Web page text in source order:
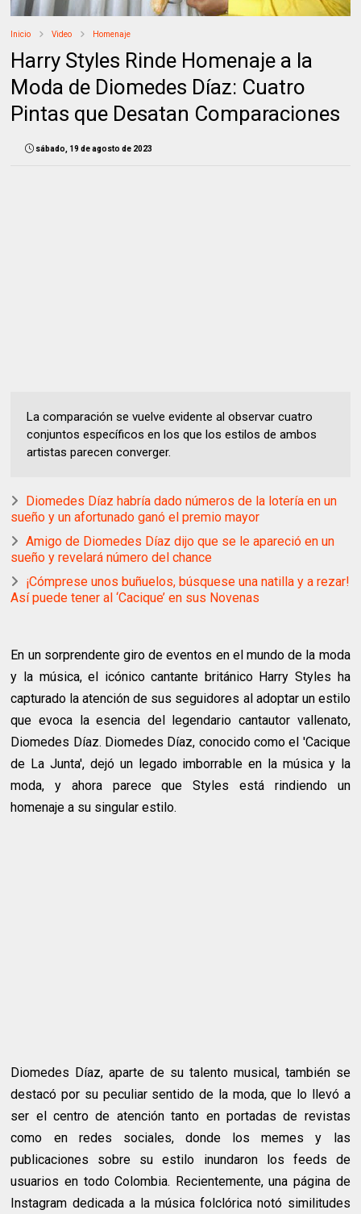
Inicio Video Homenaje
Harry Styles Rinde Homenaje a la
Moda de Diomedes Díaz: Cuatro
Pintas que Desatan Comparaciones
sábado, 19 de agosto de 2023
La comparación se vuelve evidente al observar cuatro
conjuntos específicos en los que los estilos de ambos
artistas parecen converger.
Diomedes Díaz habría dado números de la lotería en un
sueño y un afortunado ganó el premio mayor
Amigo de Diomedes Díaz dijo que se le apareció en un
sueño y revelará número del chance
¡Cómprese unos buñuelos, búsquese una natilla y a rezar!
Así puede tener al ‘Cacique’ en sus Novenas
En un sorprendente giro de eventos en el mundo de la moda
y la música, el icónico cantante británico Harry Styles ha
capturado la atención de sus seguidores al adoptar un estilo
que evoca la esencia del legendario cantautor vallenato,
Diomedes Díaz. Diomedes Díaz, conocido como el 'Cacique
de La Junta', dejó un legado imborrable en la música y la
moda, y ahora parece que Styles está rindiendo un
homenaje a su singular estilo.
Diomedes Díaz, aparte de su talento musical, también se
destacó por su peculiar sentido de la moda, que lo llevó a
ser el centro de atención tanto en portadas de revistas
como en redes sociales, donde los memes y las
publicaciones sobre su estilo inundaron los feeds de
usuarios en todo Colombia. Recientemente, una página de
Instagram dedicada a la música folclórica notó similitudes